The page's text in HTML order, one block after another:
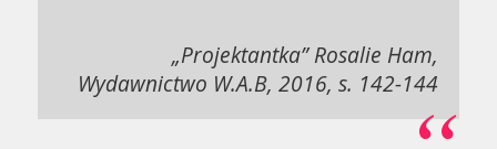
„Projektantka” Rosalie Ham,
Wydawnictwo W.A.B, 2016, s. 142-144